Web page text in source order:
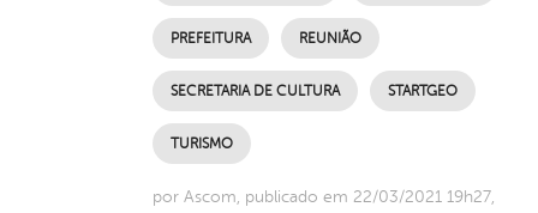
PREFEITURA REUNIÃO
SECRETARIA DE CULTURA STARTGEO
TURISMO
por Ascom, publicado em 22/03/2021 19h27,